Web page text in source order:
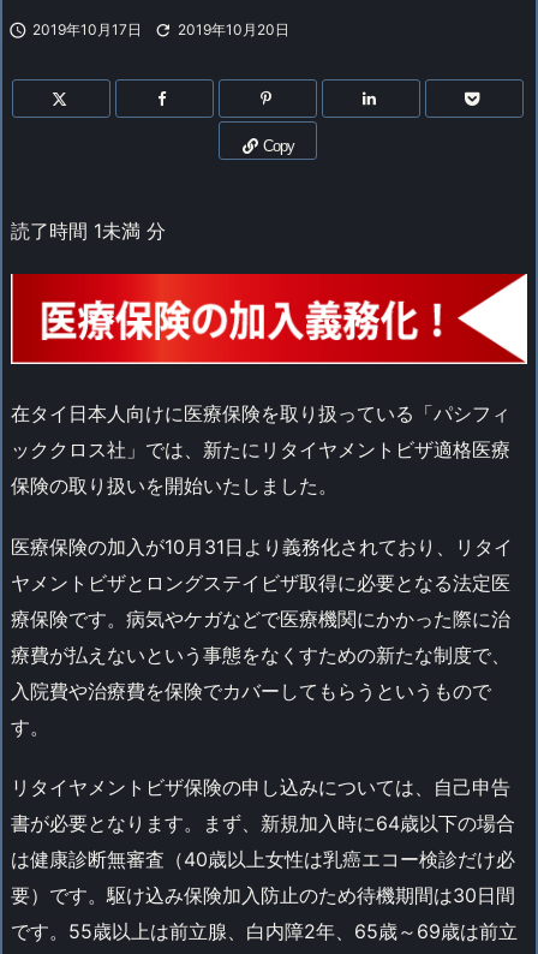
 2019年10月17日  2019年10月20日
Copy
読了時間 1未満 分
在タイ日本人向けに医療保険を取り扱っている「パシフィ
ッククロス社」では、新たにリタイヤメントビザ適格医療
保険の取り扱いを開始いたしました。
医療保険の加入が10月31日より義務化されており、リタイ
ヤメントビザとロングステイビザ取得に必要となる法定医
療保険です。病気やケガなどで医療機関にかかった際に治
療費が払えないという事態をなくすための新たな制度で、
入院費や治療費を保険でカバーしてもらうというもので
す。
リタイヤメントビザ保険の申し込みについては、自己申告
書が必要となります。まず、新規加入時に64歳以下の場合
は健康診断無審査（40歳以上女性は乳癌エコー検診だけ必
要）です。駆け込み保険加入防止のため待機期間は30日間
です。55歳以上は前立腺、白内障2年、65歳～69歳は前立